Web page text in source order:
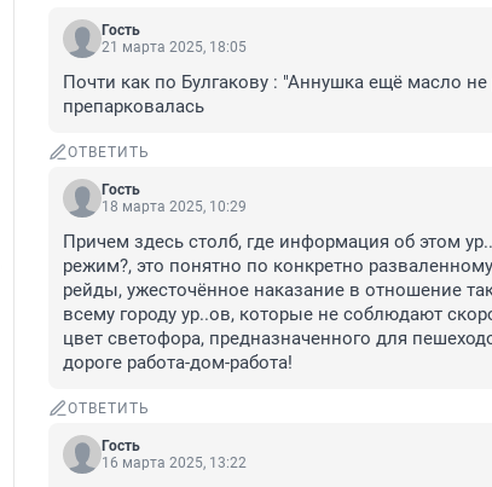
Гость
21 марта 2025, 18:05
Почти как по Булгакову : "Аннушка ещё масло
препарковалась
ОТВЕТИТЬ
Гость
18 марта 2025, 10:29
Причем здесь столб, где информация об этом
режим?, это понятно по конкретно
рейды, ужесточённое наказание в отношение
всему городу ур..ов, которые не соблюдают
цвет светофора, предназначенного для
дороге работа-дом-работа!
ОТВЕТИТЬ
Гость
16 марта 2025, 13:22